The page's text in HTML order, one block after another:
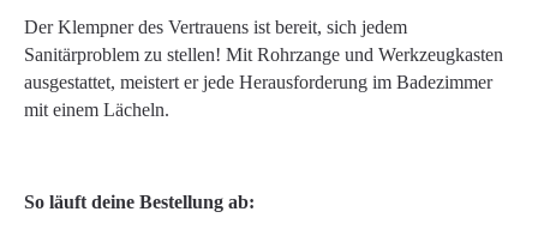
Der Klempner des Vertrauens ist bereit, sich jedem
Sanitärproblem zu stellen! Mit Rohrzange und Werkzeugkasten
ausgestattet, meistert er jede Herausforderung im Badezimmer
mit einem Lächeln.
So läuft deine Bestellung ab: